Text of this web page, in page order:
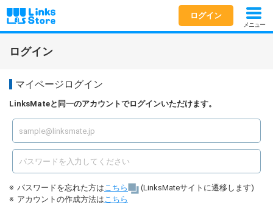
ログイン
メニュー
ログイン
マイページログイン
LinksMateと同一のアカウントでログインいただけます。
パスワードを忘れた方はこちら
(LinksMateサイトに遷移します)
アカウントの作成方法は こちら